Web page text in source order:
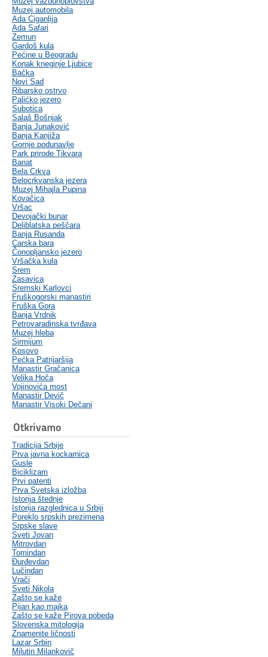
Muzej automobila
Ada Ciganlija
Ada Safari
Zemun
Gardoš kula
Pećine u Beogradu
Konak kneginje Ljubice
Bačka
Novi Sad
Ribarsko ostrvo
Palićko jezero
Subotica
Salaš Bošnjak
Banja Junaković
Banja Kanjiža
Gornje podunavlje
Park prirode Tikvara
Banat
Bela Crkva
Belocrkvanska jezera
Muzej Mihajla Pupina
Kovačica
Vršac
Devojački bunar
Deliblatska peščara
Banja Rusanda
Carska bara
Čonopljansko jezero
Vršačka kula
Srem
Zasavica
Sremski Karlovci
Fruškogorski manastiri
Fruška Gora
Banja Vrdnik
Petrovaradinska tvrđava
Muzej hleba
Sirmijum
Kosovo
Pećka Patrijaršija
Manastir Gračanica
Velika Hoča
Vojinovića most
Manastir Devič
Manastir Visoki Dečani
Otkrivamo
Tradicija Srbije
Prva javna kockarnica
Gusle
Biciklizam
Prvi patenti
Prva Svetska izložba
Istorija štednje
Istorija razglednica u Srbiji
Poreklo srpskih prezimena
Srpske slave
Sveti Jovan
Mitrovdan
Tomindan
Đurđevdan
Lučindan
Vrači
Sveti Nikola
Zašto se kaže
Pijan kao majka
Zašto se kaže Pirova pobeda
Slovenska mitologija
Znamenite ličnosti
Lazar Srbin
Milutin Milankovič